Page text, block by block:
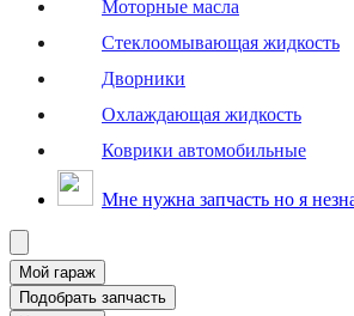
Моторные масла
Стеклоомывающая жидкость
Дворники
Охлаждающая жидкость
Коврики автомобильные
Мне нужна запчасть но я